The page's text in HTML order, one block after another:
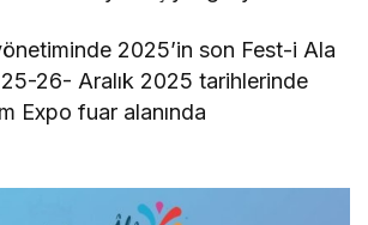
2025’in son Fest-i Ala
26- Aralık 2025 tarihlerinde
Expo fuar alanında